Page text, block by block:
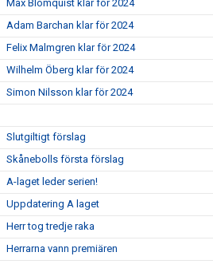
Max Blomquist klar för 2024
Adam Barchan klar för 2024
Felix Malmgren klar för 2024
Wilhelm Öberg klar för 2024
Simon Nilsson klar för 2024
Slutgiltigt förslag
Skånebolls första förslag
A-laget leder serien!
Uppdatering A laget
Herr tog tredje raka
Herrarna vann premiären